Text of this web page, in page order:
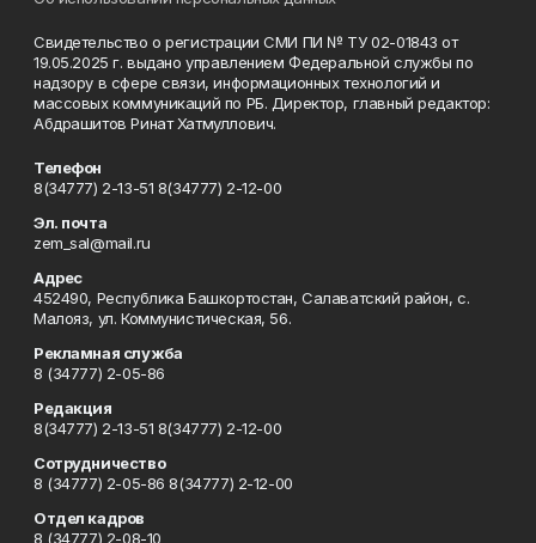
Свидетельство о регистрации СМИ ПИ № ТУ 02-01843 от
19.05.2025 г. выдано управлением Федеральной службы по
надзору в сфере связи, информационных технологий и
массовых коммуникаций по РБ. Директор, главный редактор:
Абдрашитов Ринат Хатмуллович.
Телефон
8(34777) 2-13-51 8(34777) 2-12-00
Эл. почта
zem_sal@mail.ru
Адрес
452490, Республика Башкортостан, Салаватский район, с.
Малояз, ул. Коммунистическая, 56.
Рекламная служба
8 (34777) 2-05-86
Редакция
8(34777) 2-13-51 8(34777) 2-12-00
Сотрудничество
8 (34777) 2-05-86 8(34777) 2-12-00
Отдел кадров
8 (34777) 2-08-10